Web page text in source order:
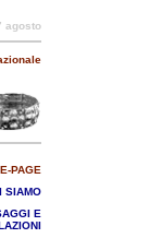
agosto
PAGE
SIAMO
E